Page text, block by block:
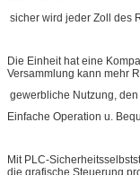
sicher wird jeder Zoll des
Die Einheit hat eine
Versammlung kann mehr
gewerbliche Nutzung,
Einfache Operation u.
Mit PLC-
die grafische Steuerung